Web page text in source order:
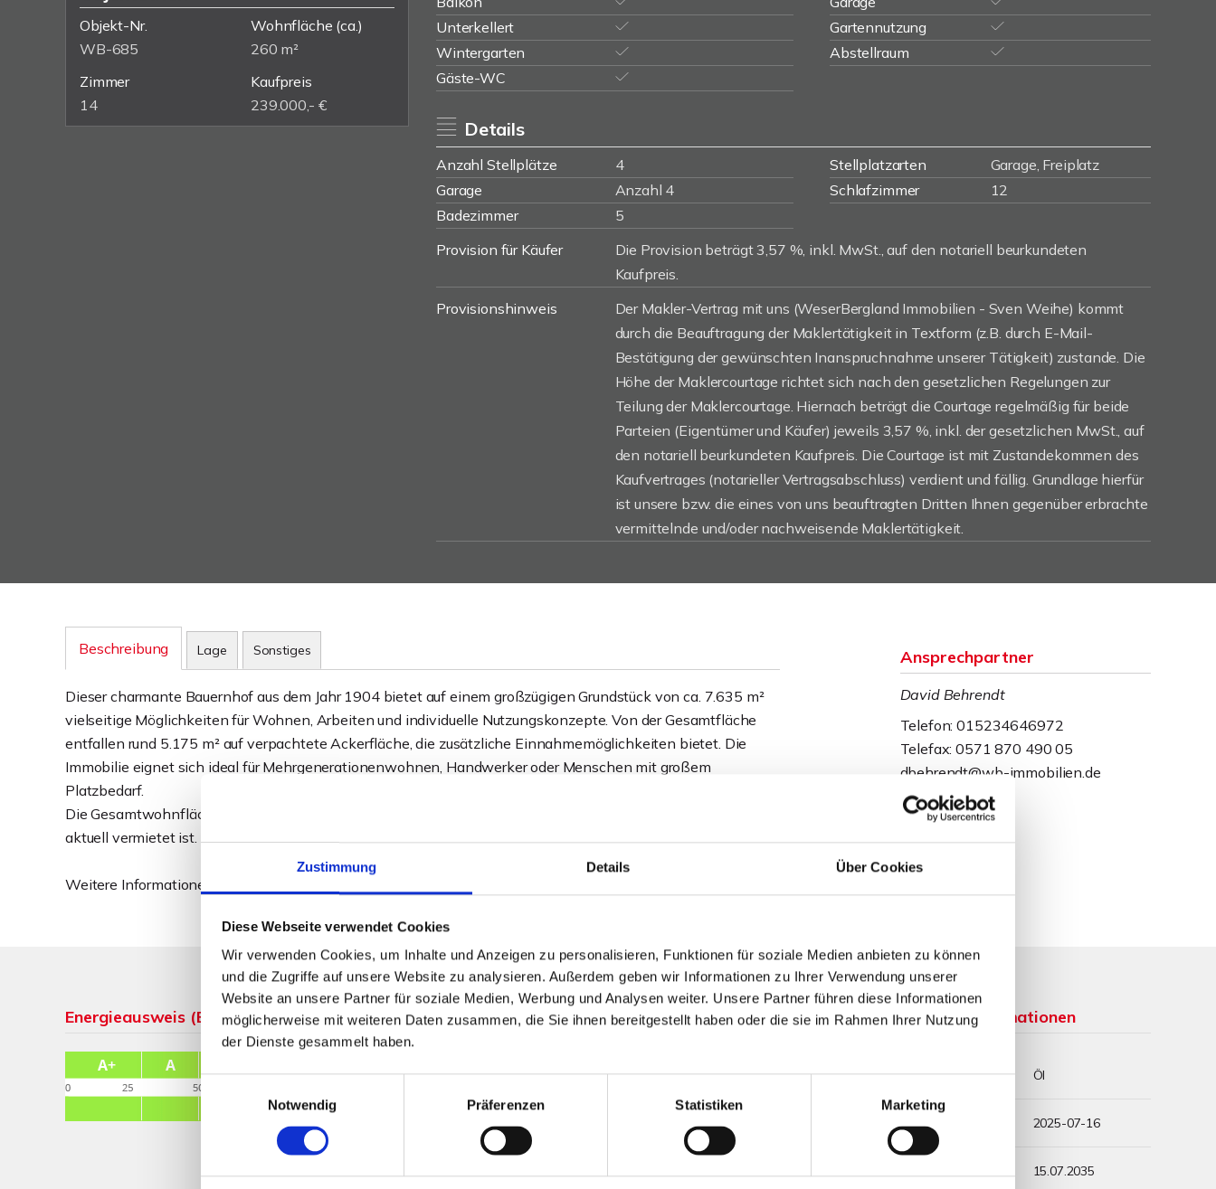
Zustimmung Details Über Cookies
Diese Webseite verwendet Cookies
Wir verwenden Cookies, um Inhalte und Anzeigen zu personalisieren, Funktionen für soziale Medien anbieten zu können
und die Zugriffe auf unsere Website zu analysieren. Außerdem geben wir Informationen zu Ihrer Verwendung unserer
Website an unsere Partner für soziale Medien, Werbung und Analysen weiter. Unsere Partner führen diese Informationen
möglicherweise mit weiteren Daten zusammen, die Sie ihnen bereitgestellt haben oder die sie im Rahmen Ihrer Nutzung
der Dienste gesammelt haben.
Einwilligungsauswahl
Notwendig
Präferenzen Statistiken Marketing
Objekt-Nr.
WB-685
Wohnfläche (ca.)
260 m²
Zimmer
14
Kaufpreis
239.000,- €
Unterkellert
Gartennutzung
Wintergarten
Abstellraum
Gäste-WC
Details
Anzahl Stellplätze 4 Stellplatzarten
Garage, Freiplatz
Garage
Anzahl 4 Schlafzimmer
12
Badezimmer
5
Provision für Käufer
Die Provision beträgt 3,57 %, inkl. MwSt., auf den notariell beurkundeten
Kaufpreis.
Provisionshinweis
Der Makler-Vertrag mit uns (WeserBergland Immobilien - Sven Weihe) kommt
durch die Beauftragung der Maklertätigkeit in Textform (z.B. durch E-Mail-
Bestätigung der gewünschten Inanspruchnahme unserer Tätigkeit) zustande. Die
Höhe der Maklercourtage richtet sich nach den gesetzlichen Regelungen zur
Teilung der Maklercourtage. Hiernach beträgt die Courtage regelmäßig für beide
Parteien (Eigentümer und Käufer) jeweils 3,57 %, inkl. der gesetzlichen MwSt., auf
den notariell beurkundeten Kaufpreis. Die Courtage ist mit Zustandekommen des
Kaufvertrages (notarieller Vertragsabschluss) verdient und fällig. Grundlage hierfür
ist unsere bzw. die eines von uns beauftragten Dritten Ihnen gegenüber erbrachte
vermittelnde und/oder nachweisende Maklertätigkeit.
Beschreibung Lage Sonstiges
Dieser charmante Bauernhof aus dem Jahr 1904 bietet auf einem großzügigen Grundstück von ca. 7.635 m²
vielseitige Möglichkeiten für Wohnen, Arbeiten und individuelle Nutzungskonzepte. Von der Gesamtfläche
entfallen rund 5.175 m² auf verpachtete Ackerfläche, die zusätzliche Einnahmemöglichkeiten bietet. Die
Immobilie eignet sich ideal für Mehrgenerationenwohnen, Handwerker oder Menschen mit großem
Platzbedarf.
Die Gesamtwohnfläche beträgt ca. 260 m². Davon entfallen etwa 70 m² auf eine separate Wohnung, die
aktuell vermietet ist.
Weitere Informationen finden Sie im ausführlichen Exposé!
Ansprechpartner
David Behrendt
Telefon: 015234646972
Telefax: 0571 870 490 05
dbehrendt@wb-immobilien.de
Energieausweis (Bedarfsausweis)
364,70 kWh / (m²*a)
Endenergiebedarf
Weitere Informationen
Öl
Energieausweis
Ausstelldatum
2025-07-16
gültig bis
15.07.2035